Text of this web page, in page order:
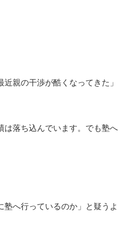
親の干渉が酷くなってきた」
は落ち込んでいます。でも塾へ
塾へ行っているのか」と疑うよ